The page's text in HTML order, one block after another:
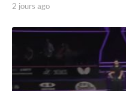
2 jours ago
o
r
a
g